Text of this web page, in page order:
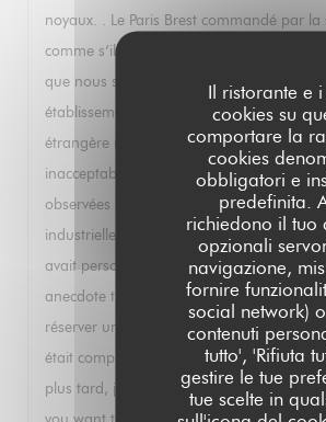
Il ristorante e
cookies su
comportare la
cookies
obbligatori e
predefinita.
richiedono il tuo
opzionali
navigazione,
fornire
social network)
contenuti
tutto', 'Rifiuta
gestire le tue
tue scelte in
noyaux. . Le Paris Brest commandé par la
comme s’il avait été préparé il y a
que nous sommes au mois d’août et que
établissement travaille essentiellement
étrangère moins exigeante mais je trouve
inacceptable. Cela fait suite à d’autres
observées lors de mes précédents
industrielle avec un homard parce que,
avait personne pour faire la mayonnaise
anecdote très instructive : j’ai téléphoné
réserver une table et il m’a été répondu
était complet. Ayant réessayé en anglais
plus tard, j’ai eu droit à un « of course